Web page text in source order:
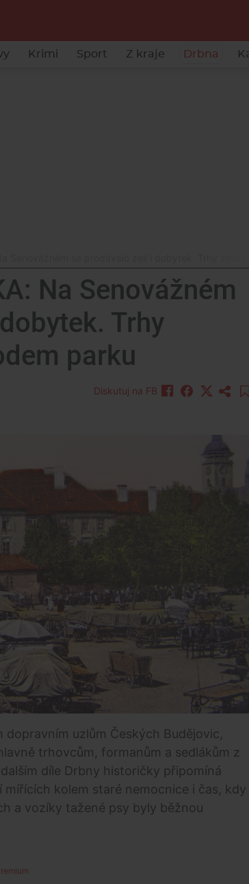
Krimi Sport Z kraje Drbna
Na Senovážném
Trhy
parku
Diskutuj na FB
uzlům Českých Budějovic,
trhovcům, formanům a sedlákům z
díle Drbny historičky připomíná
kolem staré nemocnice i čas, kdy
a vozíky tažené psy byly běžnou